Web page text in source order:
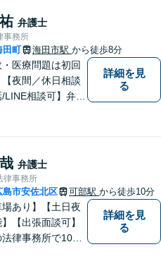
弁護士
事務所
田町 海田市駅 から徒歩8分
・医療問題は初回
夜間／休日相談
相談可】弁護
すぐに弁護士に
い。【JR海田市
9分】
詳細を見
る
弁護士
律事務所
島市安佐北区 可部駅 から徒歩10分
場あり】【土日夜
【出張面談可】
律事務所で10年
詳細を見
る